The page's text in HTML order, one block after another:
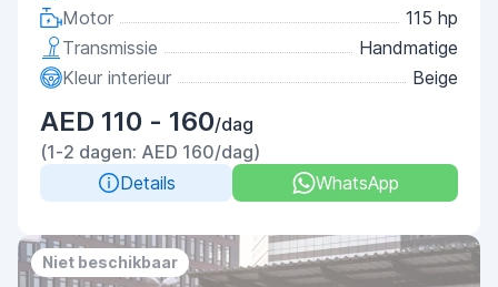
Motor
115 hp
Transmissie
Handmatige
Kleur interieur
Beige
AED 110 - 160/dag
(1-2 dagen: AED 160/dag)
Details
WhatsApp
Niet beschikbaar